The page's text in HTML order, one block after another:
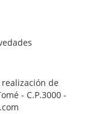
de
- C.P.3000 -